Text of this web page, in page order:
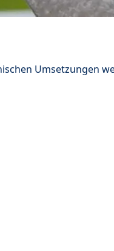
Umsetzungen